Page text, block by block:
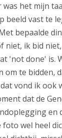
het mijn
beeld vast te
bepaalde
niet, ik bid
'not done' is.
om te bidden,
vond ik ook
dat de
en
wel heel